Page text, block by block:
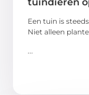
Een tuin is
Niet alleen
...